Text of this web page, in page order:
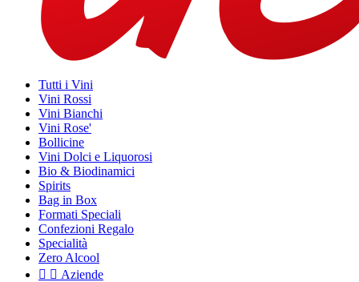
Tutti i Vini
Vini Rossi
Vini Bianchi
Vini Rose'
Bollicine
Vini Dolci e Liquorosi
Bio & Biodinamici
Spirits
Bag in Box
Formati Speciali
Confezioni Regalo
Specialità
Zero Alcool
  Aziende